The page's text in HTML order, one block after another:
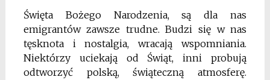
Święta Bożego Narodzenia, są dla nas
emigrantów zawsze trudne. Budzi się w nas
tęsknota i nostalgia, wracają wspomniania.
Niektórzy uciekają od Świąt, inni probują
odtworzyć polską, świąteczną atmosferę.